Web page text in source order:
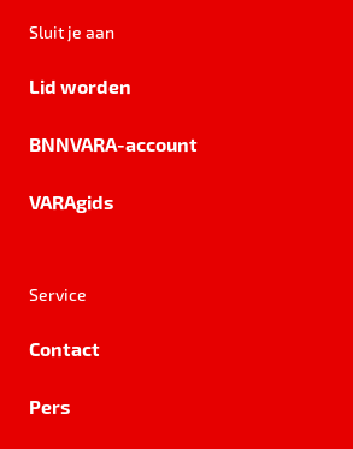
Sluit je aan
Lid worden
BNNVARA-account
VARAgids
Service
Contact
Pers